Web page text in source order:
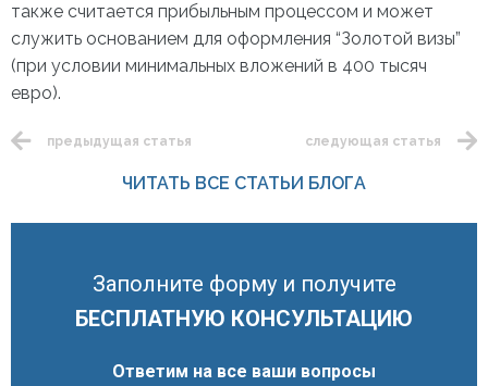
также считается прибыльным процессом и может
служить основанием для оформления “Золотой визы”
(при условии минимальных вложений в 400 тысяч
евро).
предыдущая статья следующая статья
ЧИТАТЬ ВСЕ СТАТЬИ БЛОГА
Заполните форму и получите
БЕСПЛАТНУЮ КОНСУЛЬТАЦИЮ
Ответим на все ваши вопросы